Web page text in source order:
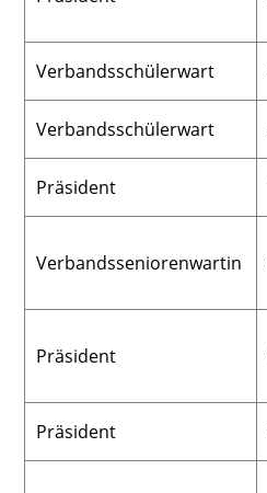
Verbandsschülerwart
Verbandsschülerwart
Präsident
Verbandsseniorenwartin
Präsident
Präsident